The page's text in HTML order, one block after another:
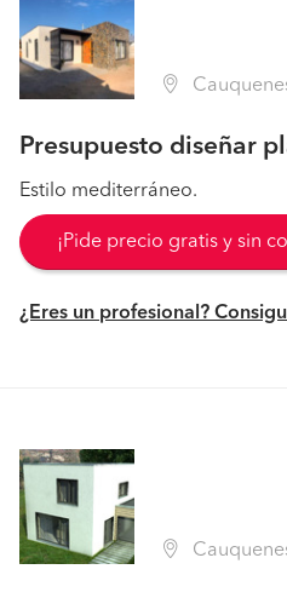
Cauquenes (Región
Presupuesto diseñar
Estilo mediterráneo.
¡Pide precio gratis y sin
¿Eres un profesional?
Cauquenes (Región